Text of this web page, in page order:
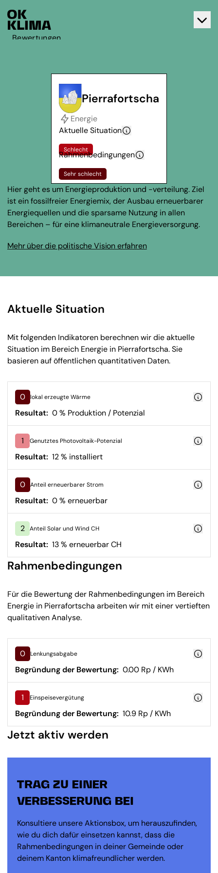
Bewertungen
Pierrafortscha
Energie
Aktuelle Situation
Schlecht
Rahmenbedingungen
Sehr schlecht
Hier geht es um Energieproduktion und -verteilung. Ziel
ist ein fossilfreier Energiemix, der Ausbau erneuerbarer
Energiequellen und die sparsame Nutzung in allen
Bereichen – für eine klimaneutrale Energieversorgung.
Mehr über die politische Vision erfahren
Aktuelle Situation
Mit folgenden Indikatoren berechnen wir die aktuelle
Situation im Bereich Energie in Pierrafortscha. Sie
basieren auf öffentlichen quantitativen Daten.
0 lokal erzeugte Wärme
Resultat: 0 % Produktion / Potenzial
1 Genutztes Photovoltaik-Potenzial
Resultat: 12 % installiert
0 Anteil erneuerbarer Strom
Resultat: 0 % erneuerbar
2 Anteil Solar und Wind CH
Resultat: 13 % erneuerbar CH
Rahmenbedingungen
Für die Bewertung der Rahmenbedingungen im Bereich
Energie in Pierrafortscha arbeiten wir mit einer vertieften
qualitativen Analyse.
0 Lenkungsabgabe
Begründung der Bewertung: 0.00 Rp / KWh
1 Einspeisevergütung
Begründung der Bewertung: 10.9 Rp / KWh
Jetzt aktiv werden
TRAG ZU EINER
VERBESSERUNG BEI
Konsultiere unsere Aktionsbox, um herauszufinden,
wie du dich dafür einsetzen kannst, dass die
Rahmenbedingungen in deiner Gemeinde oder
deinem Kanton klimafreundlicher werden.